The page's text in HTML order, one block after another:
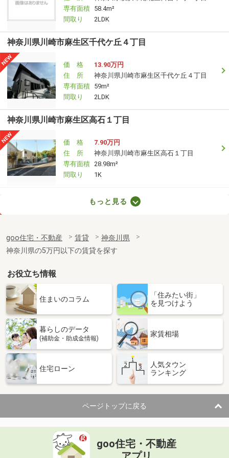
専有面積 58.4m²
間取り
2LDK
神奈川県川崎市麻生区千代ケ丘４丁目
価 格
13.90万円
住 所
神奈川県川崎市麻生区千代ケ丘４丁目
専有面積 59m²
間取り
2LDK
神奈川県川崎市麻生区高石１丁目
価 格
7.90万円
住 所
神奈川県川崎市麻生区高石１丁目
専有面積 28.98m²
間取り
1K
神奈川県座間市ひばりが丘１丁目
専有面積
40.14m²
間取り
1LDK
神奈川県横浜市鶴見区鶴見中央３
価 格
6.50万円
神奈川県横浜市鶴見区鶴見中央３
専有面積 21.93m²
間取り
神奈川県横浜市港北区高田西１
13.20万円
住 所
神奈川県横浜市港北区高田西１
専有面積 47.94m²
間取り
1LDK
神奈川県横浜市鶴見区岸谷４
価 格
もっと見る
goo住宅・不動産 賃貸
神奈川県
神奈川県の5万円以下の賃貸を探す
お役立ち情報
住まいのコラム
「住みたい街」
を見つけよう
暮らしのデータ
(補助金・助成金情報)
家賃相場
住宅ローン
人気タウン
ランキング
ページトップに戻る
goo住宅・不動産